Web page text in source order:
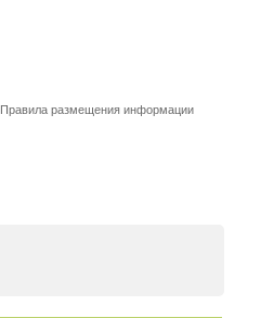
Правила размещения информации